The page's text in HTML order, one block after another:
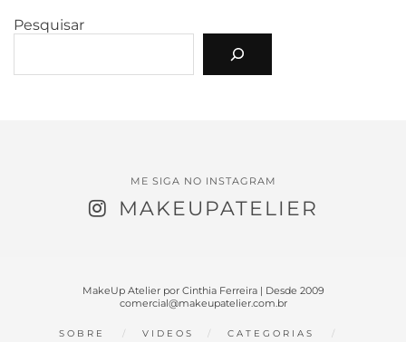
Pesquisar
ME SIGA NO INSTAGRAM
MAKEUPATELIER
MakeUp Atelier por Cinthia Ferreira | Desde 2009
comercial@makeupatelier.com.br
SOBRE VIDEOS CATEGORIAS